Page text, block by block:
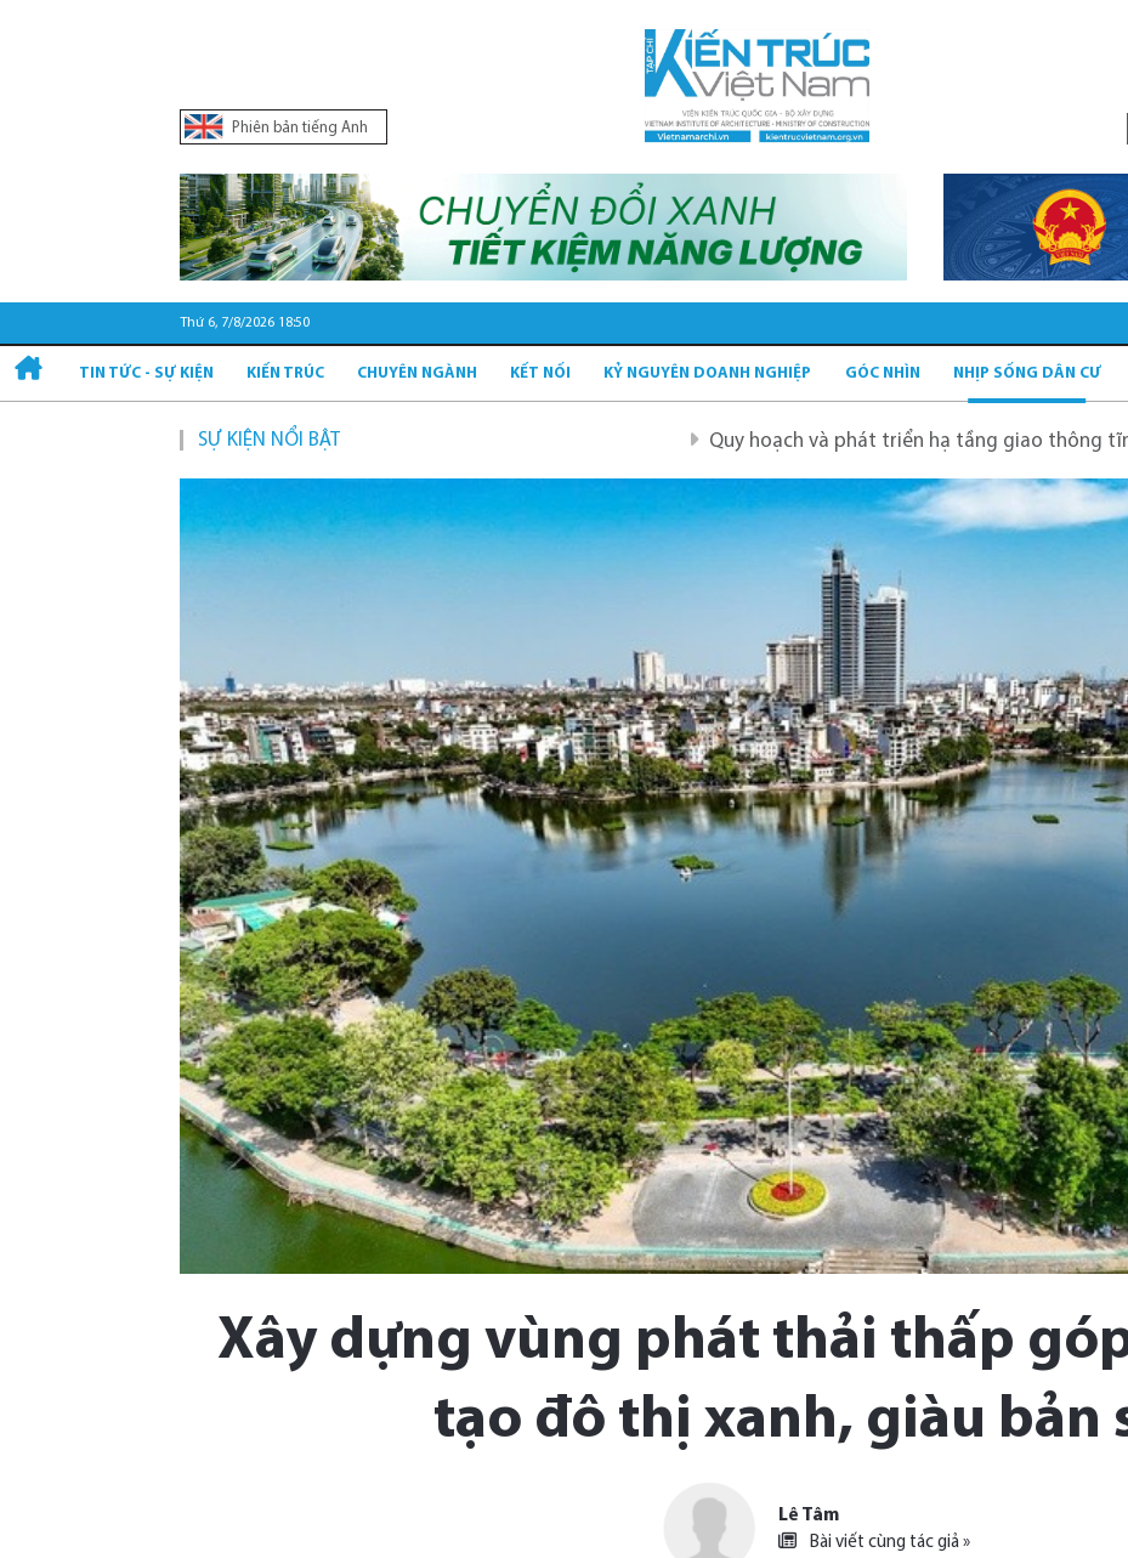
Phiên bản tiếng Anh
Thứ 6, 7/8/2026 18:50
TIN TỨC - SỰ KIỆN KIẾN TRÚC CHUYÊN NGÀNH KẾT NỐI KỶ NGUYÊN DOANH NGHIỆP GÓC NHÌN NHỊP SỐNG DÂN CƯ
SỰ KIỆN NỔI BẬT Quy hoạch và phát triển hạ tầng giao thông tĩnh xanh
Xây dựng vùng phát thải thấp
tạo đô thị xanh, giàu bản
Lê Tâm
Bài viết cùng tác giả »